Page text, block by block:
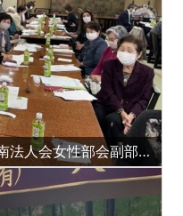
懇談会にて質問中の小池千葉南法人会女性部会副部会長